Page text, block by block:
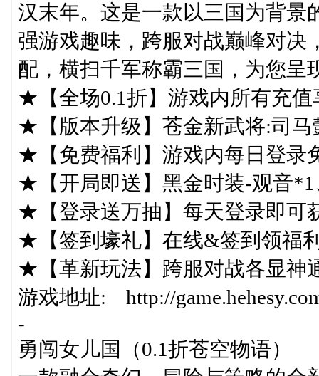
汉末年。这是一款以三国为背景
强游戏趣味，跨服对战巅峰对决
配，横扫千军称霸三国，为您呈
★【全场0.1折】游戏内所有充值
★【版本升级】苍金新武将:司马
★【免费福利】游戏内每日登录
★【开局即送】黑金时装-观音
★【登录送万抽】每天登录即可
★【签到壕礼】在线&签到领福
★【革新玩法】跨服对战各显神
游戏地址: http://
-
勇闯女儿国（0.1折苍空物语）